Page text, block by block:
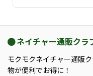
ネイチャー通販クラ
モクモクネイチャー通販
物が便利でお得に！